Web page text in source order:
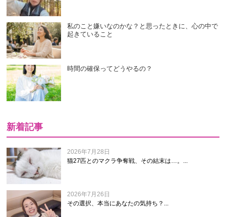
私のこと嫌いなのかな？と思ったときに、心の中で
起きていること
時間の確保ってどうやるの？
新着記事
2026年7月28日
猫27匹とのマクラ争奪戦、その結末は…。...
2026年7月26日
その選択、本当にあなたの気持ち？...